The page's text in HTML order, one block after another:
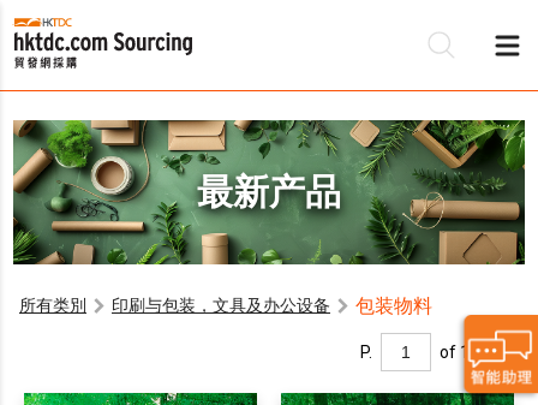
最新产品
所有类別 印刷与包装，文具及办公设备 包装物料
P. of 1